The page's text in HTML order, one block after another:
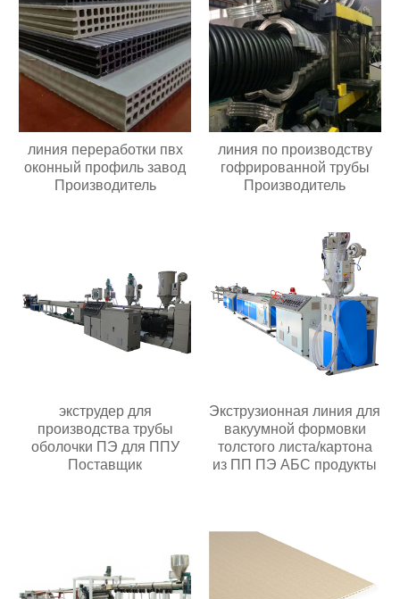
линия переработки пвх
оконный профиль завод
Производитель
линия по производству
гофрированной трубы
Производитель
экструдер для
производства трубы
оболочки ПЭ для ППУ
Поставщик
Экструзионная линия для
вакуумной формовки
толстого листа/картона
из ПП ПЭ АБС продукты